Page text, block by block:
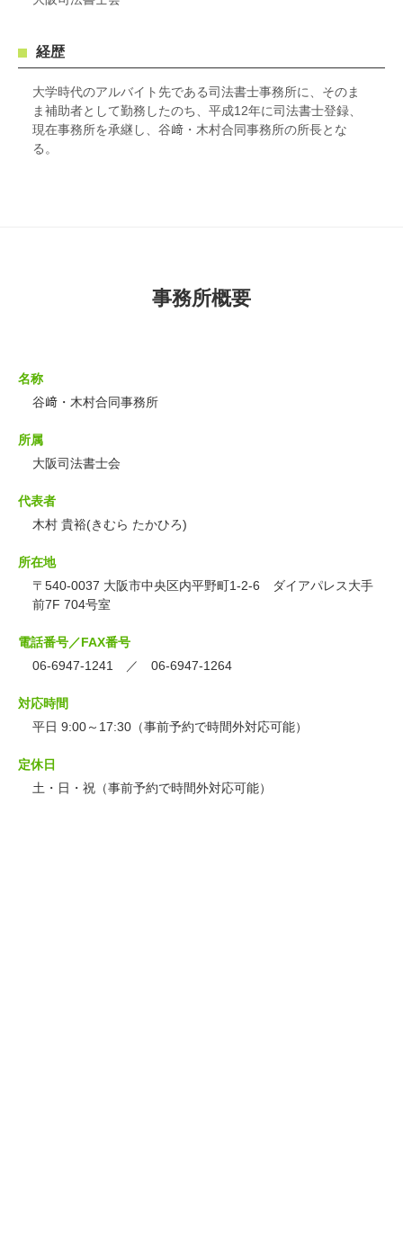
経歴
大学時代のアルバイト先である司法書士事務所に、そのま
ま補助者として勤務したのち、平成12年に司法書士登録、
現在事務所を承継し、谷﨑・木村合同事務所の所長とな
る。
事務所概要
名称
谷﨑・木村合同事務所
所属
大阪司法書士会
代表者
木村 貴裕(きむら たかひろ)
所在地
〒540-0037 大阪市中央区内平野町1-2-6 ダイアパレス大手
前7F 704号室
電話番号／FAX番号
06-6947-1241 ／ 06-6947-1264
対応時間
平日 9:00～17:30（事前予約で時間外対応可能）
定休日
土・日・祝（事前予約で時間外対応可能）